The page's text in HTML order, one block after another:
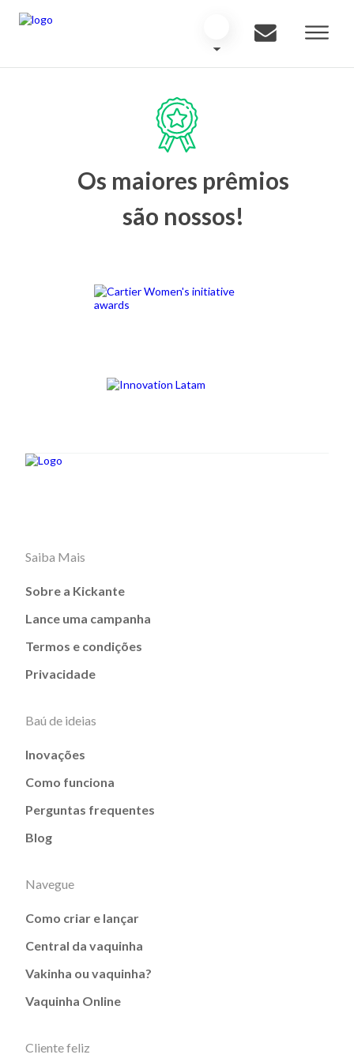
Os maiores prêmios
são nossos!
Saiba Mais
Sobre a Kickante
Lance uma campanha
Termos e condições
Privacidade
Baú de ideias
Inovações
Como funciona
Perguntas frequentes
Blog
Navegue
Como criar e lançar
Central da vaquinha
Vakinha ou vaquinha?
Vaquinha Online
Cliente feliz